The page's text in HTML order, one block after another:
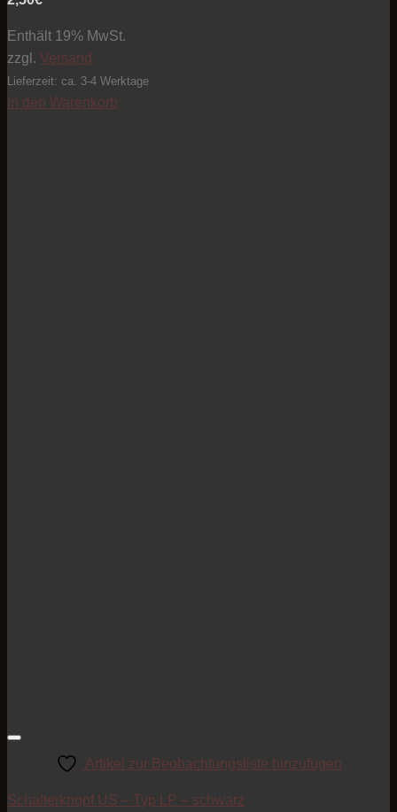
Enthält 19% MwSt.
zzgl. Versand
Lieferzeit: ca. 3-4 Werktage
In den Warenkorb
Artikel zur Beobachtungsliste hinzufügen
Schalterknopf US – Typ LP – schwarz